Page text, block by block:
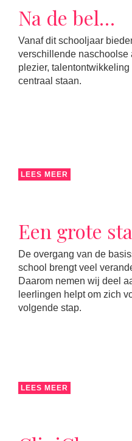
Na de bel…
Vanaf dit schooljaar
verschillende naschoolse
plezier,
centraal staan.
LEES MEER
Een grote
De overgang van de
school brengt veel
Daarom nemen wij deel
leerlingen helpt om zich
volgende stap.
LEES MEER